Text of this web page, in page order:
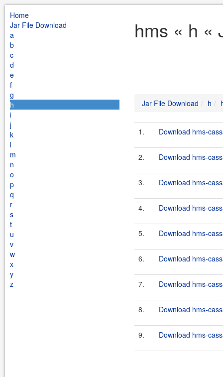
Home
Jar File Download
a
b
c
d
e
f
g
h
i
j
k
l
m
n
o
p
q
r
s
t
u
v
w
x
y
z
hms « h «
Jar File Download h
1. Download hms-
2. Download hms-
3. Download hms-
4. Download hms-
5. Download hms-
6. Download hms-
7. Download hms-
8. Download hms-
9. Download hms-